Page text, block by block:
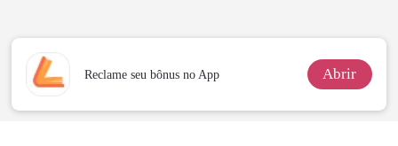
Reclame seu bônus no App Abrir